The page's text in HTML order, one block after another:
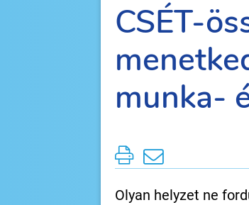
CSÉT-
munka-
Olyan helyzet ne